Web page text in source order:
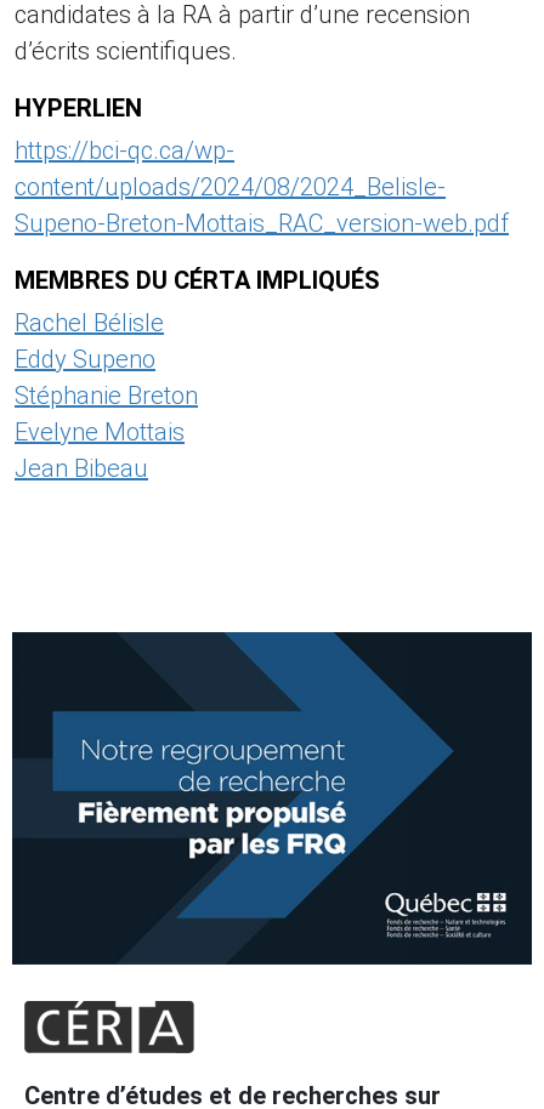
candidates à la RA à partir d’une recension
d’écrits scientifiques.
HYPERLIEN
https://bci-qc.ca/wp-
content/uploads/2024/08/2024_Belisle-
Supeno-Breton-Mottais_RAC_version-web.pdf
MEMBRES DU CÉRTA IMPLIQUÉS
Rachel Bélisle
Eddy Supeno
Stéphanie Breton
Evelyne Mottais
Jean Bibeau
Centre d’études et de recherches sur